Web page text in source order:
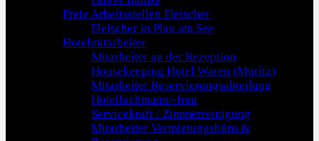
Freie Arbeitsstellen Fleischer
Fleischer in Plau am See
Hotelmitarbeiter
Mitarbeiter an der Rezeption
Housekeeping Hotel Waren (Müritz)
Mitarbeiter Reservierungsabteilung
Hotelfachmann/-frau
Servicekraft / Zimmerreinigung
Mitarbeiter Vermietungsbüro &